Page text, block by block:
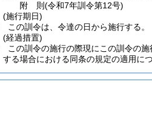
附 則(令和7年訓令第12号)
(施行期日)
この訓令は、令達の日から施行する。
(経過措置)
この訓令の施行の際現にこの訓令の
する場合における同条の規定の適用に